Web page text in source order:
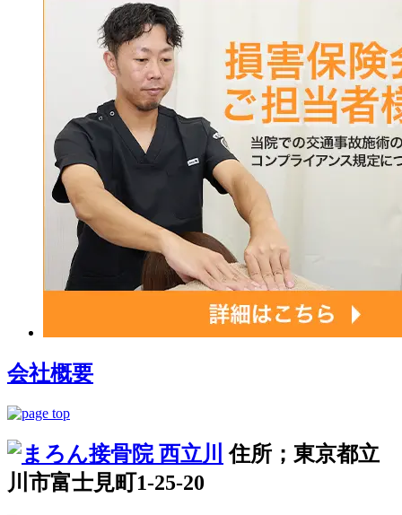
会社概要
住所；東京都立
川市富士見町1-25-20